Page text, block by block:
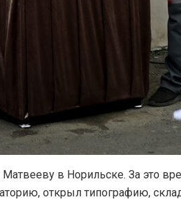
в Норильске. За это
открыл типографию,